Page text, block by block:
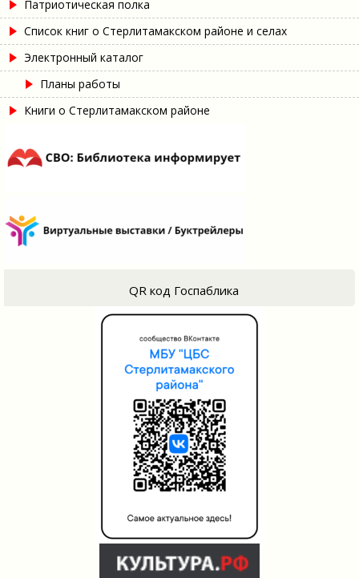
Патриотическая полка
Список книг о Стерлитамакском районе и селах
Электронный каталог
Планы работы
Книги о Стерлитамакском районе
QR код Госпаблика